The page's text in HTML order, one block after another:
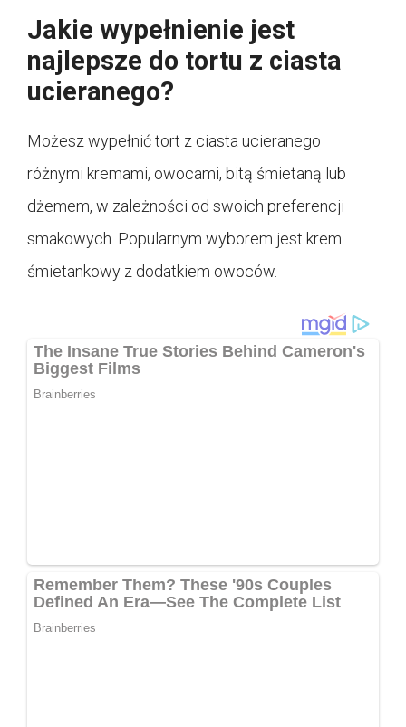
Jakie wypełnienie jest
najlepsze do tortu z ciasta
ucieranego?
Możesz wypełnić tort z ciasta ucieranego
różnymi kremami, owocami, bitą śmietaną lub
dżemem, w zależności od swoich preferencji
smakowych. Popularnym wyborem jest krem
śmietankowy z dodatkiem owoców.